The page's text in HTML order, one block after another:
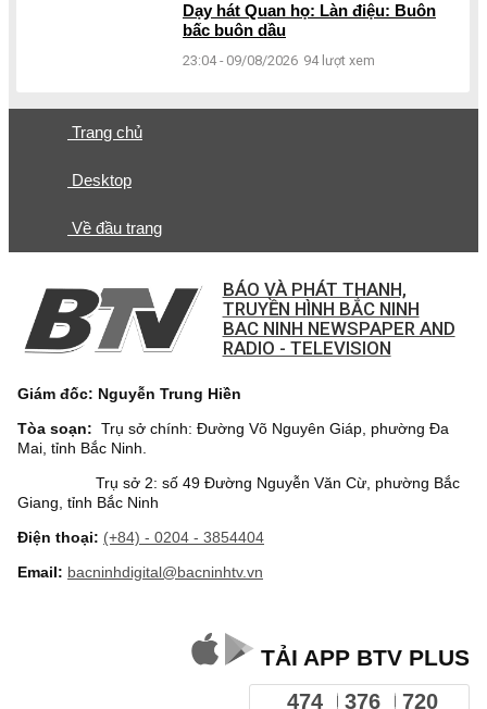
Dạy hát Quan họ: Làn điệu: Buôn
bấc buôn dầu
23:04 - 09/08/2026 94 lượt xem
Trang chủ
Desktop
Về đầu trang
BÁO VÀ PHÁT THANH,
TRUYỀN HÌNH BẮC NINH
BAC NINH NEWSPAPER AND
RADIO - TELEVISION
Giám đốc: Nguyễn Trung Hiền
Tòa soạn: Trụ sở chính: Đường Võ Nguyên Giáp, phường Đa
Mai, tỉnh Bắc Ninh.
Trụ sở 2: số 49 Đường Nguyễn Văn Cừ, phường Bắc
Giang, tỉnh Bắc Ninh
Điện thoại: (+84) - 0204 - 3854404
Email: bacninhdigital@bacninhtv.vn
TẢI APP BTV PLUS
474 376 720